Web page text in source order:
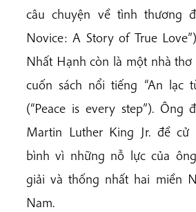
câu chuyện về tình thương
Novice: A Story of True
Nhất Hạnh còn là một nhà thơ
cuốn sách nổi tiếng “An lạc
(“Peace is every step”). Ông
Martin Luther King Jr. đề cử
bình vì những nỗ lực của
giải và thống nhất hai miền
Nam.